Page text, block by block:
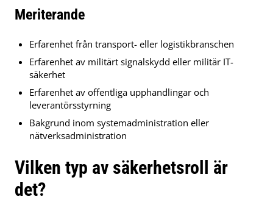
Meriterande
Erfarenhet från transport- eller logistikbranschen
Erfarenhet av militärt signalskydd eller militär IT-
säkerhet
Erfarenhet av offentliga upphandlingar och
leverantörsstyrning
Bakgrund inom systemadministration eller
nätverksadministration
Vilken typ av säkerhetsroll är
det?